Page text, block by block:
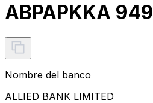
ABPAPKKA 949
Nombre del banco
ALLIED BANK LIMITED